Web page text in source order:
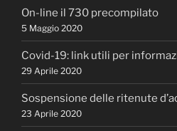
On-line il 730 precompilato
5 Maggio 2020
Covid-19: link utili per
29 Aprile 2020
Sospensione delle ritenute
23 Aprile 2020